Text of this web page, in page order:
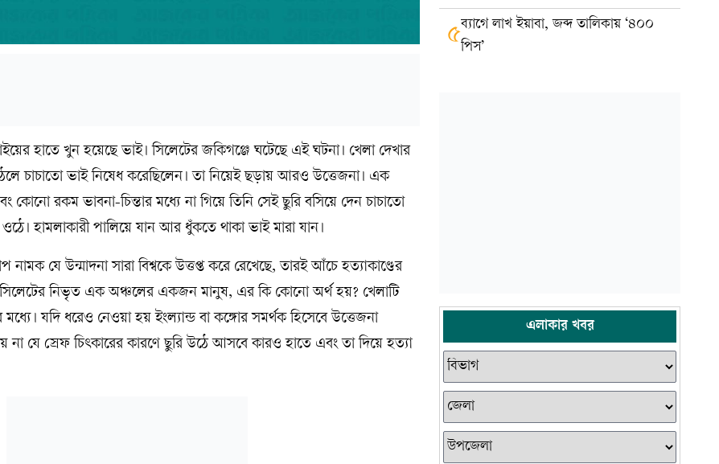
হাতে খুন হয়েছে ভাই। সিলেটের জকিগঞ্জে ঘটেছে এই ঘটনা। খেলা দেখার
চাচাতো ভাই নিষেধ করেছিলেন। তা নিয়েই ছড়ায় আরও উত্তেজনা। এক
রকম ভাবনা-চিন্তার মধ্যে না গিয়ে তিনি সেই ছুরি বসিয়ে দেন চাচাতো
হামলাকারী পালিয়ে যান আর ধুঁকতে থাকা ভাই মারা যান।
নামক যে উন্মাদনা সারা বিশ্বকে উত্তপ্ত করে রেখেছে, তারই আঁচে হত্যাকাণ্ডের
সিলেটের নিভৃত এক অঞ্চলের একজন মানুষ, এর কি কোনো অর্থ হয়? খেলাটি
যদি ধরেও নেওয়া হয় ইংল্যান্ড বা কঙ্গোর সমর্থক হিসেবে উত্তেজনা
না যে স্রেফ চিৎকারের কারণে ছুরি উঠে আসবে কারও হাতে এবং তা দিয়ে হত্যা
প্রতিবাদ
৫ব্যাগে লাখ ইয়াবা, জব্দ তালিকায় ‘৪০০
পিস’
এলাকার খবর